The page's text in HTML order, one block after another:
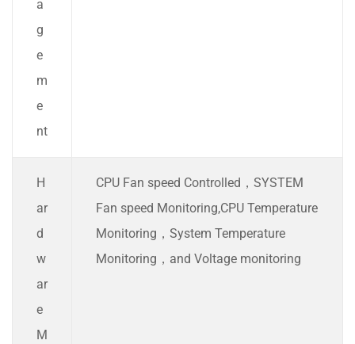
a
g
e
m
e
nt
H
ar
d
w
ar
e
M
CPU Fan speed Controlled，SYSTEM
Fan speed Monitoring,CPU Temperature
Monitoring，System Temperature
Monitoring，and Voltage monitoring